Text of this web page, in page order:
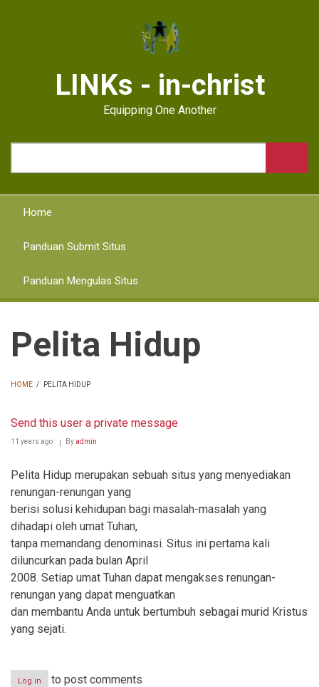
LINKs - in-christ
Equipping One Another
Home
Panduan Submit Situs
Panduan Mengulas Situs
Pelita Hidup
HOME / PELITA HIDUP
Send this user a private message
11 years ago Byadmin
Pelita Hidup merupakan sebuah situs yang menyediakan
renungan-renungan yang
berisi solusi kehidupan bagi masalah-masalah yang
dihadapi oleh umat Tuhan,
tanpa memandang denominasi. Situs ini pertama kali
diluncurkan pada bulan April
2008. Setiap umat Tuhan dapat mengakses renungan-
renungan yang dapat menguatkan
dan membantu Anda untuk bertumbuh sebagai murid Kristus
yang sejati.
Log in to post comments